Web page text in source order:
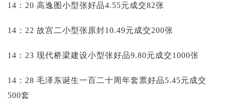
14：20 高逸图小型张好品4.55元成交82张
14：22 故宫二小型张原封10.49元成交200张
14：23 现代桥梁建设小型张好品9.80元成交1000张
14：28 毛泽东诞生一百二十周年套票好品5.45元成交
500套